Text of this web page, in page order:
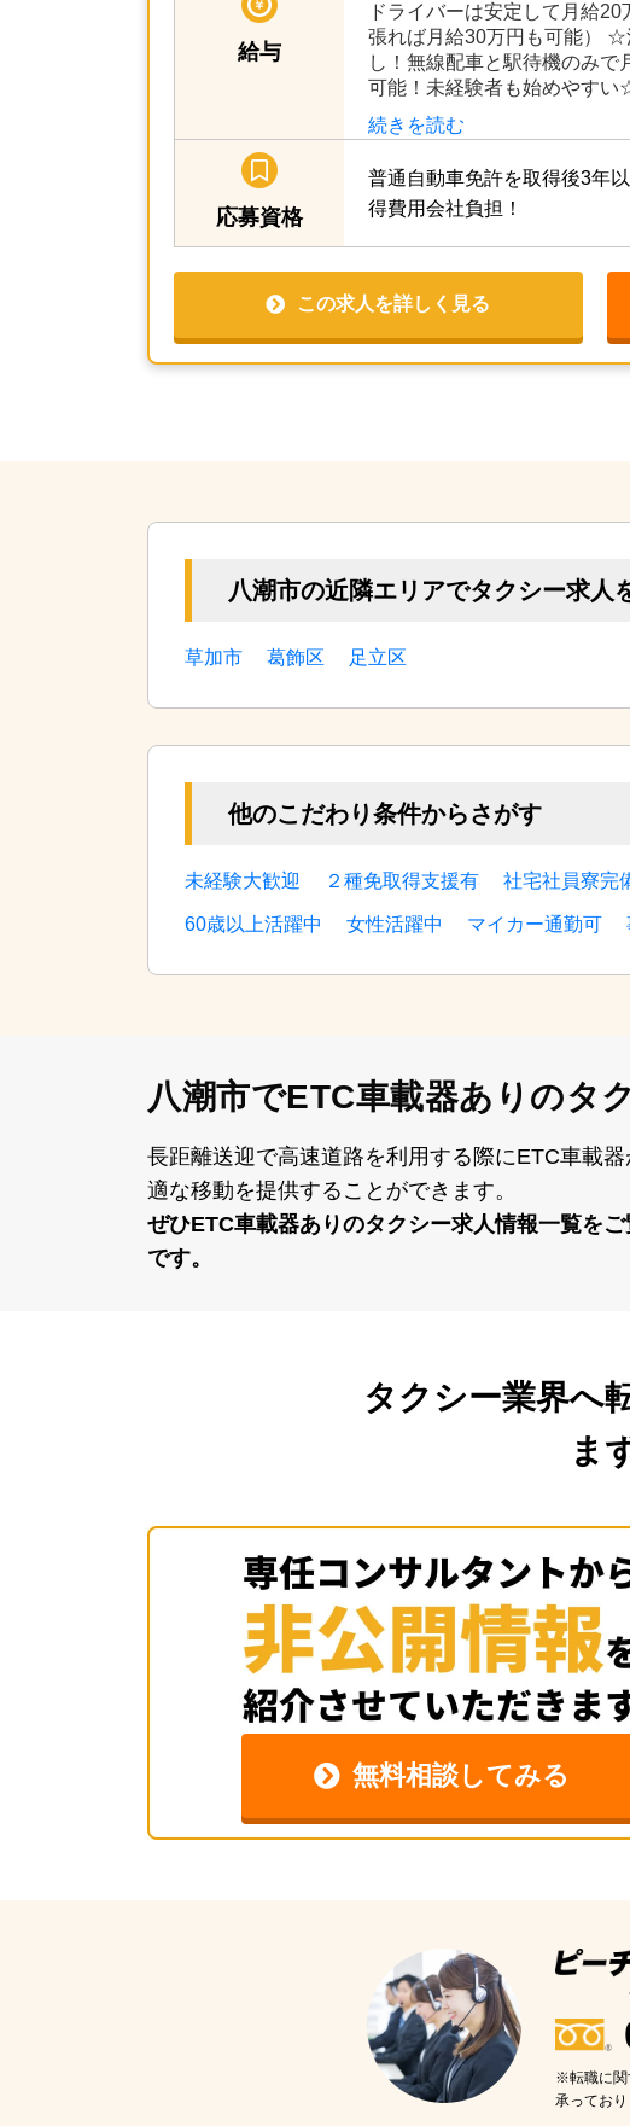
給与
ドライバーは安定して月給
張れば月給30万円も可能） ☆
し！無線配車と駅待機のみで
可能！未経験者も始めやす
続きを読む
応募資格
普通自動車免許を取得後3年
得費用会社負担！
この求人を詳しく見る
八潮市の近隣エリアでタクシー求人
草加市 葛飾区 足立区
他のこだわり条件からさがす
未経験大歓迎 ２種免取得支援有 社宅社員寮完
60歳以上活躍中 女性活躍中 マイカー通勤可
八潮市でETC車載器ありのタ
⻑距離送迎で⾼速道路を利⽤する際にETC⾞載
適な移動を提供することができます。
ぜひETC⾞載器ありのタクシー求⼈情報⼀覧を
です。
タクシー業界へ
ま
無料相談してみる
※転職に関
承っており